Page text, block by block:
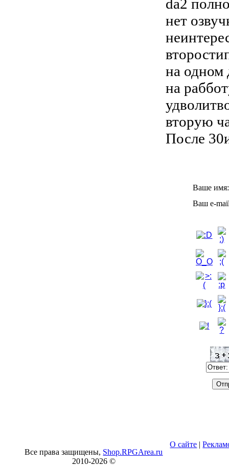
da2
нет
на одном
на
вторую
После
Ваше имя:
Ваш e-
Все права защищены, Shop.RPGArea.ru
2010-2026 ©
О сайте |